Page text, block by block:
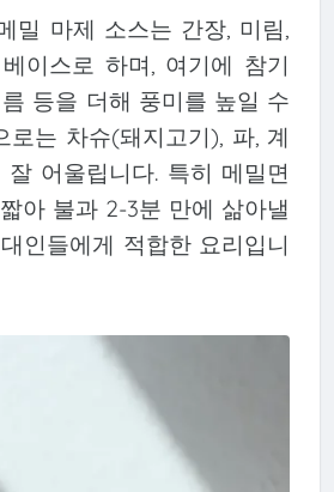
밀 마제 소스는 간장, 미림,
이스로 하며, 여기에 참기
등을 더해 풍미를 높일 수
로는 차슈(돼지고기), 파, 계
어울립니다. 특히 메밀면
아 불과 2-3분 만에 삶아낼
인들에게 적합한 요리입니